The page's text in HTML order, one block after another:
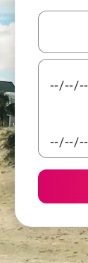
למעלה ולמטה